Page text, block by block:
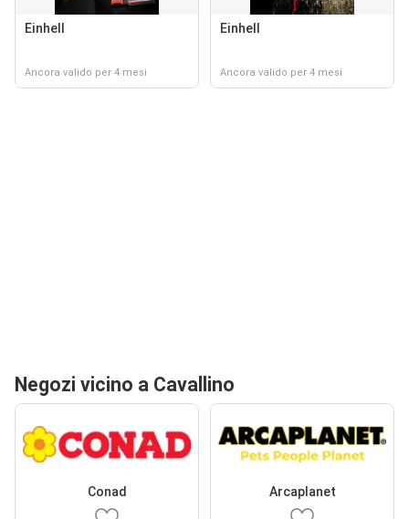
Einhell
Ancora valido per 4 mesi
Einhell
Ancora valido per 4 mesi
Negozi vicino a Cavallino
Conad Arcaplanet